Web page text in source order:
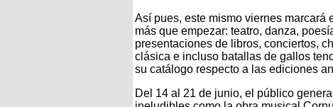
Así pues, este mismo viernes marcará
más que empezar: teatro, danza,
presentaciones de libros, conciertos,
clásica e incluso batallas de gallos
su catálogo respecto a las ediciones
Del 14 al 21 de junio, el público